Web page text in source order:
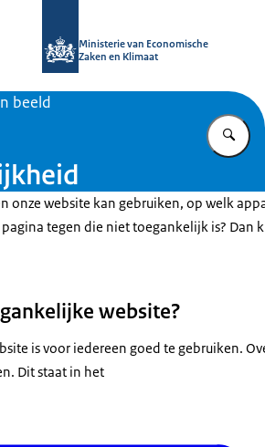
Ministerie van Economische
Zaken en Klimaat
beeld
onze website kan gebruiken, op welk
tegen die niet toegankelijk is? Dan
website?
is voor iedereen goed te gebruiken.
Dit staat in het